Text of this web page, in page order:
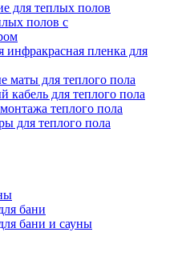
для теплых полов
полов с
инфракрасная пленка для
маты для теплого пола
кабель для теплого пола
теплого пола
для теплого пола
бани
бани и сауны